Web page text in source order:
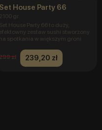
Set House Party 66
2100 gr.
Set House Party 66 to duży,
efektowny zestaw sushi stworzony
na spotkania w większym groni
zł 239,20 zł